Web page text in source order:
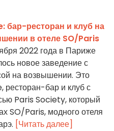
бар-ресторан и клуб на
в отеле SO/Paris
2022 года в Париже
новое заведение с
на возвышении. Это
ресторан-бар и клуб с
Paris Society, который
SO/Paris, модного отеля
[Читать далее]